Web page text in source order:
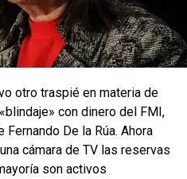
otro traspié en materia de
con dinero del FMI,
De la Rúa. Ahora
cámara de TV las reservas
son activos